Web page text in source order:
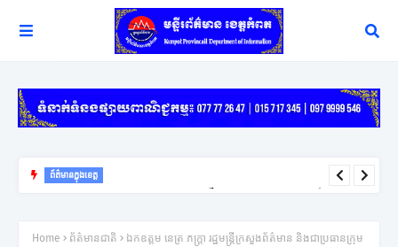
ព័ត៌មានក្នុងខេត្ត
Home ព័ត៌មានជាតិ
ឯកឧត្តម នេត្រ ភក្ត្រា រដ្ឋមន្រ្តីក្រសួងព័ត៌មាន និងជាប្រធានក្រុម